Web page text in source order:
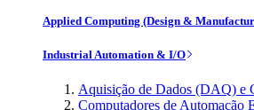
Applied Computing (Design &
Industrial Automation & I/O
Aquisição de Dados (DAQ) e
Computadores de Automação